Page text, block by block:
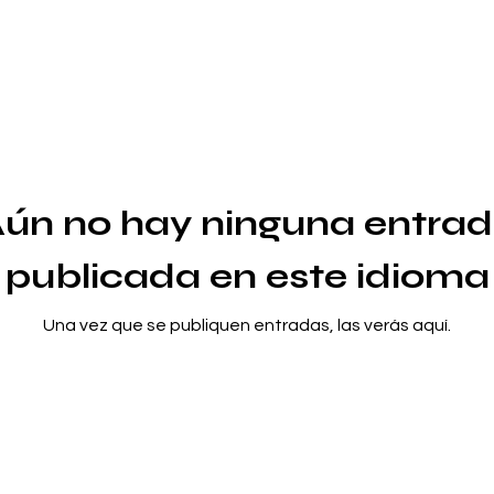
no hay ninguna
publicada en este idioma
Una vez que se publiquen entradas, las verás aquí.